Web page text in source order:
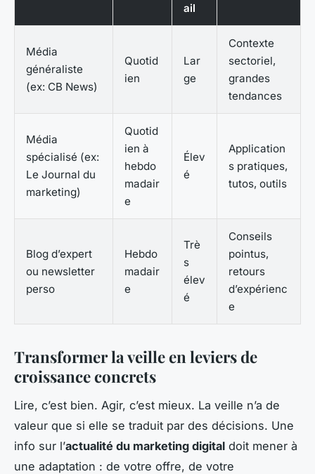
ail
Média
généraliste
(ex: CB News)
Quotid
ien
Lar
ge
Contexte
sectoriel,
grandes
tendances
Média
spécialisé (ex:
Le Journal du
marketing)
Quotid
ien à
hebdo
madair
e
Élev
é
Application
s pratiques,
tutos, outils
Blog d’expert
ou newsletter
perso
Hebdo
madair
e
Trè
s
élev
é
Conseils
pointus,
retours
d’expérienc
e
Transformer la veille en leviers de
croissance concrets
Lire, c’est bien. Agir, c’est mieux. La veille n’a de
valeur que si elle se traduit par des décisions. Une
info sur l’actualité du marketing digital doit mener à
une adaptation : de votre offre, de votre